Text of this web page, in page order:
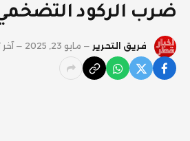
ضرب الركود
فريق التحرير مايو 23, 2025